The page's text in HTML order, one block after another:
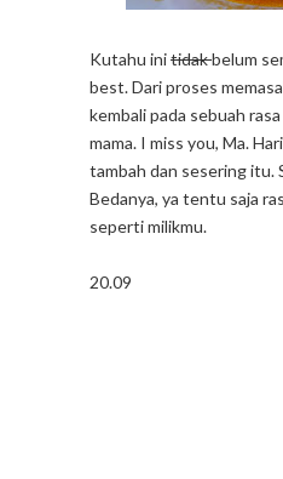
Kutahu initidakbelum
best. Dari proses
kembali pada sebuah
mama. I miss you, Ma.
tambah dan sesering itu.
Bedanya, ya tentu saja
seperti milikmu.
20.09